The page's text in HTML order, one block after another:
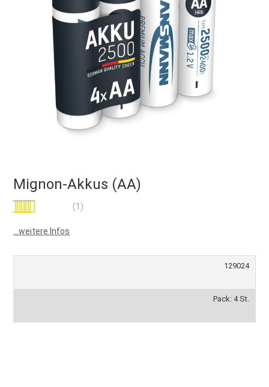
Mignon-Akkus (AA)
Bewertung: (1)
...weitere Infos
129024
Pack: 4 St.